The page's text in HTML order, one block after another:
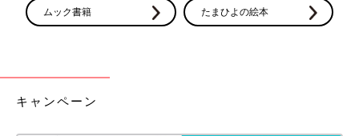
ムック書籍 たまひよの絵本
キャンペーン